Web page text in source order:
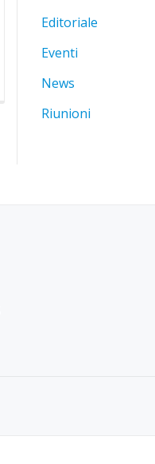
Editoriale
Eventi
News
Riunioni